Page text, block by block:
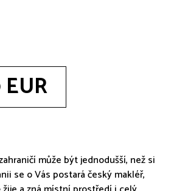
může být jednodušší, než si
se o Vás postará český makléř,